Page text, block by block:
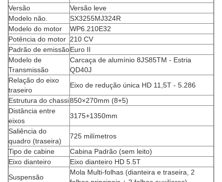
Versão
Versão leve
Modelo não.
SX3255MJ324R
Modelo do motor
WP6.210E32
Potência do motor 210 CV
Padrão de emissãoEuro II
Modelo de
Transmissão
Carcaça de alumínio 8JS85TM - Estria
QD40J
Relação do eixo
traseiro
Eixo de redução única HD 11,5T - 5.286
Estrutura do chassi850×270mm (8+5)
Distância entre
eixos
3175+1350mm
Saliência do
quadro (traseira)
725 milímetros
Tipo de cabine
Cabina Padrão (sem leito)
Eixo dianteiro
Eixo dianteiro HD 5.5T
Suspensão
Mola Multi-folhas (dianteira e traseira, 2